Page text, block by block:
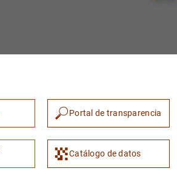
1 2
Portal de transparencia
Catálogo de datos